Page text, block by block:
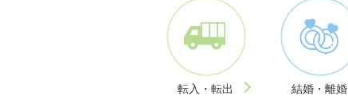
転入・転出 結婚・離婚